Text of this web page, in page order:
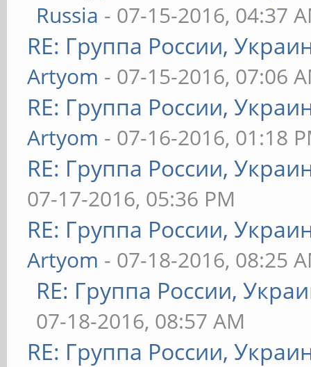
Russia - 07-15-2016, 04:37
RE: Группа России,
Artyom - 07-15-2016, 07:06
RE: Группа России,
Artyom - 07-16-2016, 01:18
RE: Группа России,
07-17-2016, 05:36 PM
RE: Группа России,
Artyom - 07-18-2016, 08:25
RE: Группа России,
07-18-2016, 08:57 AM
RE: Группа России,